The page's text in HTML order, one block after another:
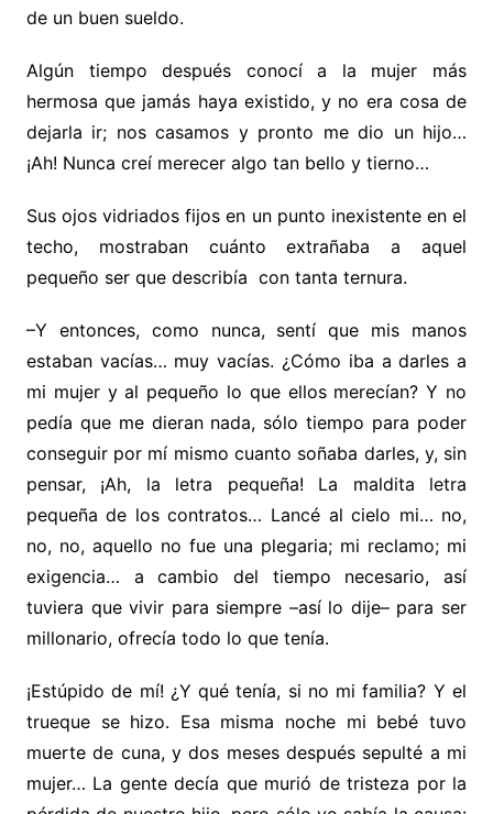
de un buen sueldo.
Algún tiempo después conocí a la mujer más
hermosa que jamás haya existido, y no era cosa de
dejarla ir; nos casamos y pronto me dio un hijo…
¡Ah! Nunca creí merecer algo tan bello y tierno…
Sus ojos vidriados fijos en un punto inexistente en el
techo, mostraban cuánto extrañaba a aquel
pequeño ser que describía con tanta ternura.
–Y entonces, como nunca, sentí que mis manos
estaban vacías… muy vacías. ¿Cómo iba a darles a
mi mujer y al pequeño lo que ellos merecían? Y no
pedía que me dieran nada, sólo tiempo para poder
conseguir por mí mismo cuanto soñaba darles, y, sin
pensar, ¡Ah, la letra pequeña! La maldita letra
pequeña de los contratos… Lancé al cielo mi… no,
no, no, aquello no fue una plegaria; mi reclamo; mi
exigencia… a cambio del tiempo necesario, así
tuviera que vivir para siempre –así lo dije– para ser
millonario, ofrecía todo lo que tenía.
¡Estúpido de mí! ¿Y qué tenía, si no mi familia? Y el
trueque se hizo. Esa misma noche mi bebé tuvo
muerte de cuna, y dos meses después sepulté a mi
mujer… La gente decía que murió de tristeza por la